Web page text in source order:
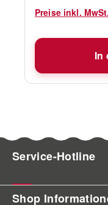
Preise inkl.
In
Service-Hotline
Shop